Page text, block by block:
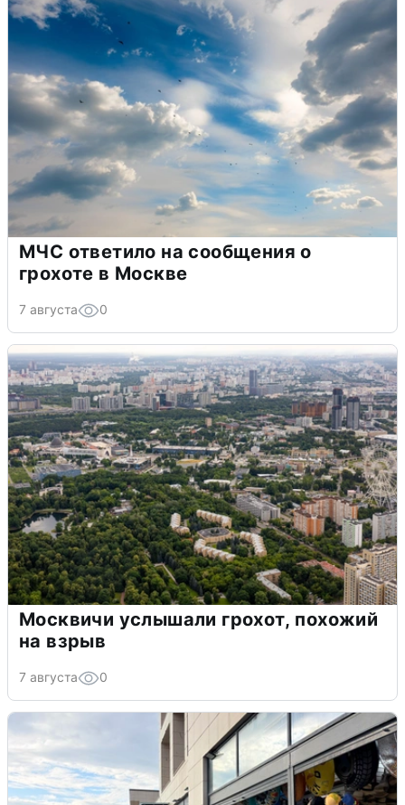
МЧС ответило на сообщения о
грохоте в Москве
7 августа 0
Москвичи услышали грохот, похожий
на взрыв
7 августа 0